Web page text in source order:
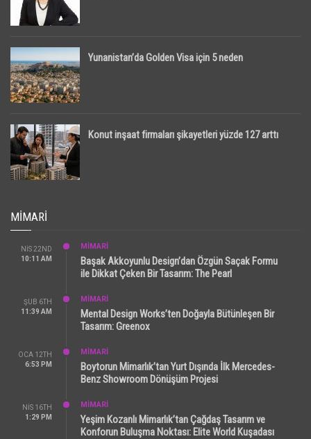
Yunanistan’da Golden Visa için 5 neden
Konut inşaat firmaları şikayetleri yüzde 127 arttı
MIMARI
NIS 22ND
10:11 AM
MİMARİ
Başak Akkoyunlu Design’dan Özgün Saçak Formu
ile Dikkat Çeken Bir Tasarım: The Pearl
ŞUB 6TH
11:39 AM
MİMARİ
Mental Design Works’ten Doğayla Bütünleşen Bir
Tasarım: Greenox
OCA 12TH
6:53 PM
MİMARİ
Boytorun Mimarlık’tan Yurt Dışında İlk Mercedes-
Benz Showroom Dönüşüm Projesi
NIS 16TH
1:29 PM
MİMARİ
Yeşim Kozanlı Mimarlık’tan Çağdaş Tasarım ve
Konforun Buluşma Noktası: Elite World Kuşadası